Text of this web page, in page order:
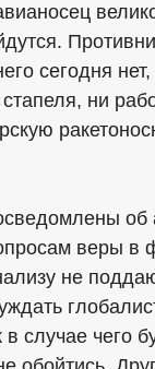
сегодня
ни
об
веры
не
случае чего